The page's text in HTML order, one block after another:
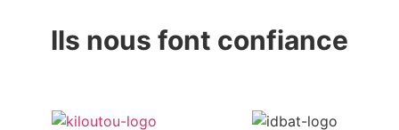
Ils nous font confiance